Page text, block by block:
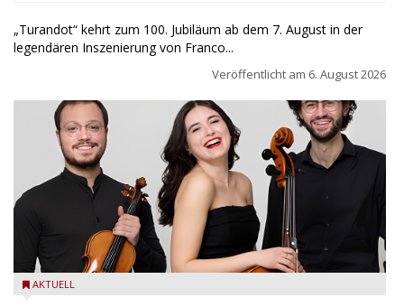
„Turandot“ kehrt zum 100. Jubiläum ab dem 7. August in der
legendären Inszenierung von Franco...
Veröffentlicht am 6. August 2026
Trio Adamello
AKTUELL